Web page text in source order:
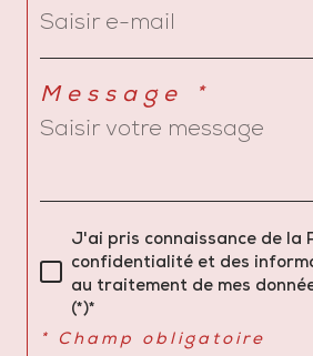
Message *
J'ai pris connaissance de la
confidentialité et des
au traitement de mes
(*)*
* Champ obligatoire